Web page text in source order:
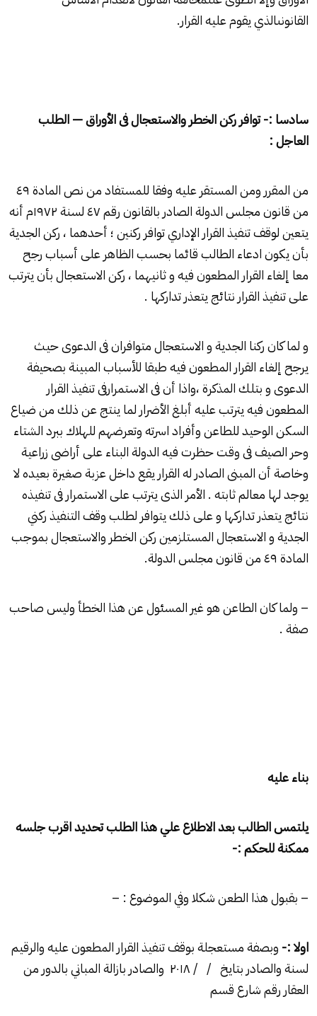
القانونىالذي يقوم عليه القرار.
سادسا :- توافر ركن الخطر والاستعجال فى الأوراق — الطلب
العاجل :
من المقرر ومن المستقر عليه وفقا للمستفاد من نص المادة ٤۹
من قانون مجلس الدولة الصادر بالقانون رقم ٤۷ لسنة ۱۹۷۲م أنه
يتعين لوقف تنفيذ القرار الإداري توافر ركنين ؛ أحدهما ، ركن الجدية
بأن يكون ادعاء الطالب قائما بحسب الظاهر على أسباب رجح
معا إلغاء القرار المطعون فيه و ثانيهما ، ركن الاستعجال بأن يترتب
على تنفيذ القرار نتائج يتعذر تداركها .
و لما كان ركنا الجدية و الاستعجال متوافران فى الدعوى حيث
يرجح إلغاء القرار المطعون فيه طبقا للأسباب المبينة بصحيفة
الدعوى و بتلك المذكرة ،واذا أن فى الاستمرارفى تنفيذ القرار
المطعون فيه يترتب عليه أبلغ الأضرار لما ينتج عن ذلك من ضياع
السكن الوحيد للطاعن وأفراد اسرته وتعرضهم للهلاك ببرد الشتاء
وحر الصيف فى وقت حظرت فيه الدولة البناء على أراضى زراعية
وخاصة أن المبنى الصادر له القرار يقع داخل عزبة صغيرة بعيده لا
يوجد لها معالم ثابته . الأمر الذى يترتب على الاستمرار فى تنفيذه
نتائج يتعذر تداركها و على ذلك يتوافر لطلب وقف التنفيذ ركني
الجدية و الاستعجال المستلزمين ركن الخطر والاستعجال بموجب
المادة ٤۹ من قانون مجلس الدولة.
– ولما كان الطاعن هو غير المسئول عن هذا الخطأ وليس صاحب
صفة .
بناء عليه
يلتمس الطالب بعد الاطلاع علي هذا الطلب تحديد اقرب جلسه
ممكنة للحكم :-
– بقبول هذا الطعن شكلا وفي الموضوع : –
اولا :- وبصفة مستعجلة بوقف تنفيذ القرار المطعون عليه والرقيم
لسنة والصادر بتايخ / / ۲۰۱۸ والصادر بازالة المباني بالدور من
العقار رقم شارع قسم